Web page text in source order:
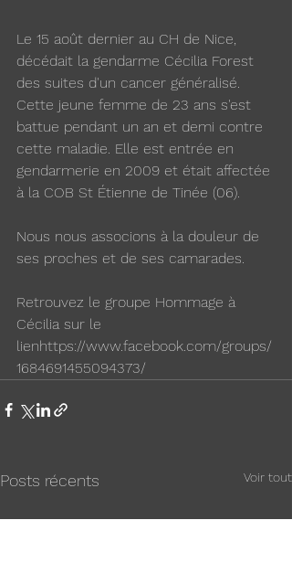
Le 15 août dernier au CH de Nice,
décédait la gendarme Cécilia Forest
des suites d'un cancer généralisé.
Cette jeune femme de 23 ans s'est
battue pendant un an et demi contre
cette maladie. Elle est entrée en
gendarmerie en 2009 et était affectée
à la COB St Étienne de Tinée (06).
Nous nous associons à la douleur de
ses proches et de ses camarades.
Retrouvez le groupe Hommage à
Cécilia sur le
lienhttps://www.facebook.com/groups/
1684691455094373/
Posts récents Voir tout